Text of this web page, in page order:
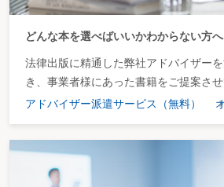
どんな本を選べばいいかわからない方へ
法律出版に精通した弊社アドバイザー
き、事業者様にあった書籍をご提案させ
アドバイザー派遣サービス（無料）